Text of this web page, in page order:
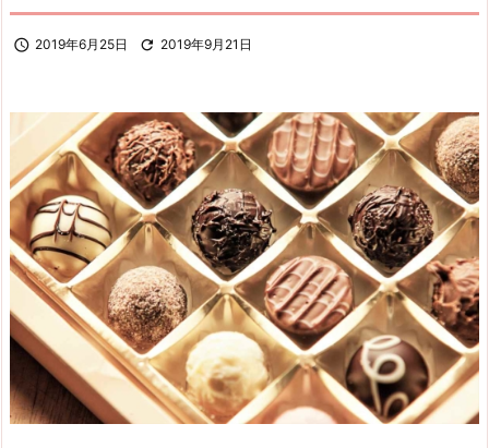
 2019年6月25日  2019年9月21日